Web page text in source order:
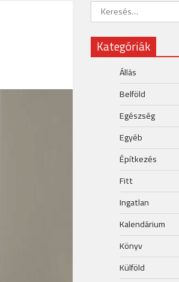
Keresés:
Kategóriák
Állás
Belföld
Egészség
Egyéb
Építkezés
Fitt
Ingatlan
Kalendárium
Könyv
Külföld